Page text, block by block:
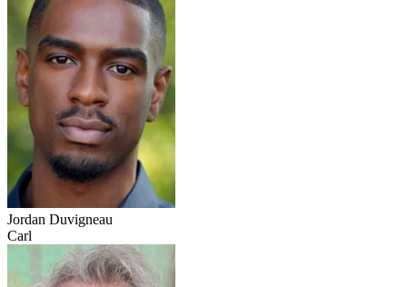
Jordan Duvigneau
Carl